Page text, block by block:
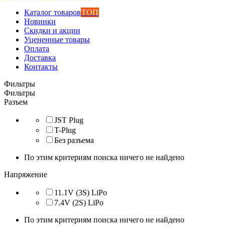
Каталог товаровТОП
Новинки
Скидки и акции
Уцененные товары
Оплата
Доставка
Контакты
Фильтры
Фильтры
Разъем
JST Plug
T-Plug
Без разъема
По этим критериям поиска ничего не найдено
Напряжение
11.1V (3S) LiPo
7.4V (2S) LiPo
По этим критериям поиска ничего не найдено